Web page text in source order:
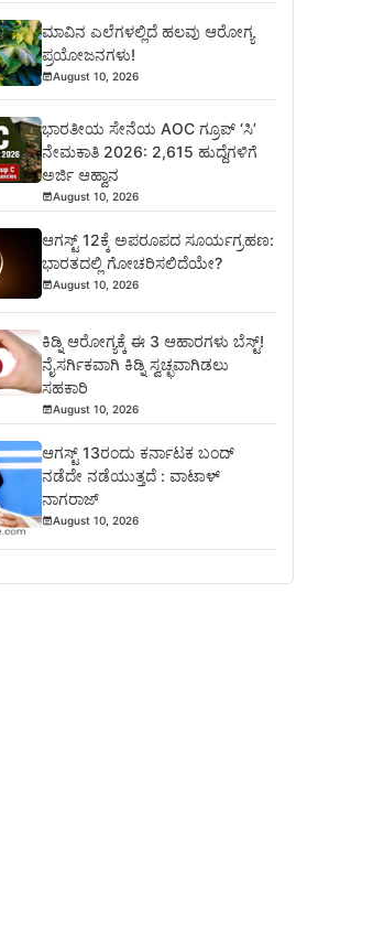
ಮಾವಿನ ಎಲೆಗಳಲ್ಲಿದೆ ಹಲವು ಆರೋಗ್ಯ
ಪ್ರಯೋಜನಗಳು!
August 10, 2026
ಭಾರತೀಯ ಸೇನೆಯ AOC ಗ್ರೂಪ್ ‘ಸಿ’
ನೇಮಕಾತಿ 2026: 2,615 ಹುದ್ದೆಗಳಿಗೆ
ಅರ್ಜಿ ಆಹ್ವಾನ
August 10, 2026
ಆಗಸ್ಟ್ 12ಕ್ಕೆ ಅಪರೂಪದ ಸೂರ್ಯಗ್ರಹಣ:
ಭಾರತದಲ್ಲಿ ಗೋಚರಿಸಲಿದೆಯೇ?
August 10, 2026
ಕಿಡ್ನಿ ಆರೋಗ್ಯಕ್ಕೆ ಈ 3 ಆಹಾರಗಳು ಬೆಸ್ಟ್‌!
ನೈಸರ್ಗಿಕವಾಗಿ ಕಿಡ್ನಿ ಸ್ವಚ್ಛವಾಗಿಡಲು
ಸಹಕಾರಿ
August 10, 2026
ಆಗಸ್ಟ್ 13ರಂದು ಕರ್ನಾಟಕ ಬಂದ್
ನಡೆದೇ ನಡೆಯುತ್ತದೆ : ವಾಟಾಳ್
ನಾಗರಾಜ್
August 10, 2026